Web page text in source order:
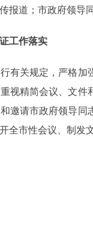
报道；市政府领导
工作落实
关规定，严格加
视精简会议、文
邀请市政府领导
全市性会议、制发